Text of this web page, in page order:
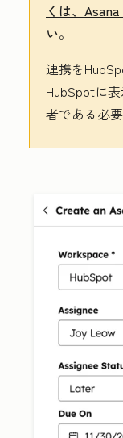
くは、
い。
連携を
HubSpotに
者である必